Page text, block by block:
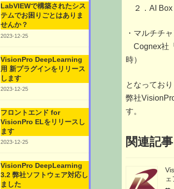
２．AI Box
・マルチチ
Cognex社「
時）
となっており
弊社
す。
関連記事
LabVIEWで構築されたシス
テムでお困りごとはありま
せんか？
2023-12-25
VisionPro DeepLearning
用 新プラグインをリリース
します
2023-12-25
フロントエンド for
VisionPro ELをリリースし
ます
2023-12-25
VisionPro DeepLearning
3.2 弊社ソフトウェア対応し
ました